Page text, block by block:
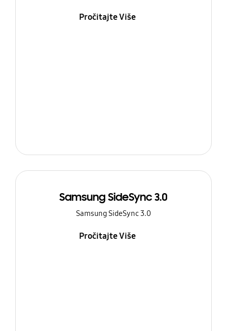
Pročitajte Više
Samsung SideSync 3.0
Samsung SideSync 3.0
Pročitajte Više